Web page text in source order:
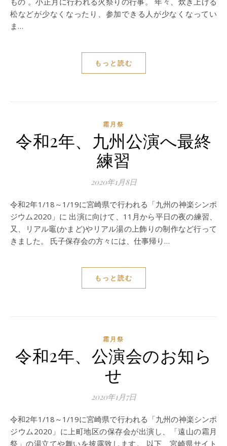
松などが少なくなったり、参加できる人が少なくなってい
ま…
もっと読む
霜月祭
令和2年、九州公演へ最終
練習
2020年1月8日
令和2年1/18～1/19に宮崎県で行われる「九州の神楽シンポ
ジウム2020」に 出演に向けて、11月から平日の夜の練習、
又、リアル竈(かまど)やリアル湯の上飾りの制作など行って
きました。 氏子保存会の方々には、仕事帰り…
もっと読む
霜月祭
令和2年、公演会のお知ら
せ
2020年1月7日
令和2年1/18～1/19に宮崎県で行われる「九州の神楽シンポ
ジウム2020」に上町地区の保存会が出演し、「遠山の霜月
祭」の湯立てや舞いを披露致します。 以下、宮崎県サイト